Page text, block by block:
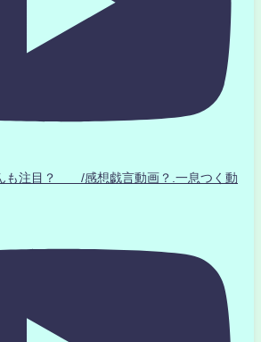
も注目？ /感想戯言動画？.一息つく動